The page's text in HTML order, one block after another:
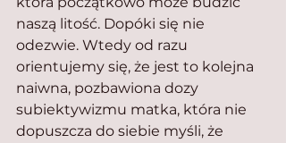
naszą litość. Dopóki się nie
odezwie. Wtedy od razu
orientujemy się, że jest to kolejna
naiwna, pozbawiona dozy
subiektywizmu matka, która nie
dopuszcza do siebie myśli, że